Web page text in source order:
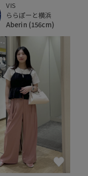
VIS
ららぽーと横浜
Aberin (156cm)